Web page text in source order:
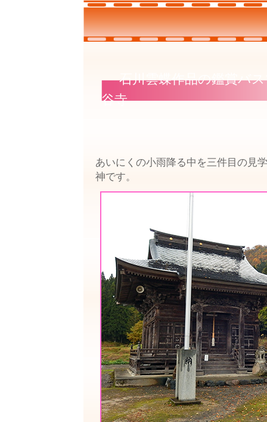
石川雲蝶作品の鑑賞バ
谷寺
あいにくの小雨降る中を三件目の見
神です。